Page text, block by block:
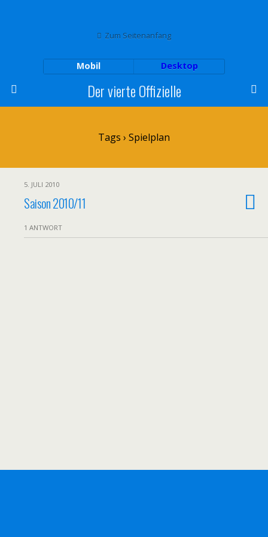
Zum Seitenanfang
Mobil Desktop
Der vierte Offizielle
Tags › Spielplan
5. JULI 2010
Saison 2010/11
1 ANTWORT